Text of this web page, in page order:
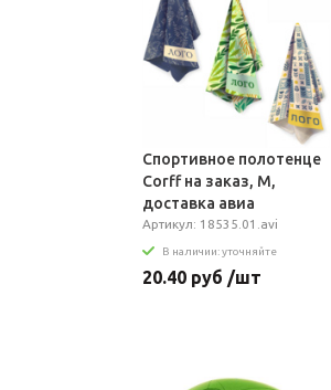
Спортивное полотенце
Сorff на заказ, M,
доставка авиа
Артикул: 18535.01.avi
В наличии: уточняйте
20.40 руб /шт